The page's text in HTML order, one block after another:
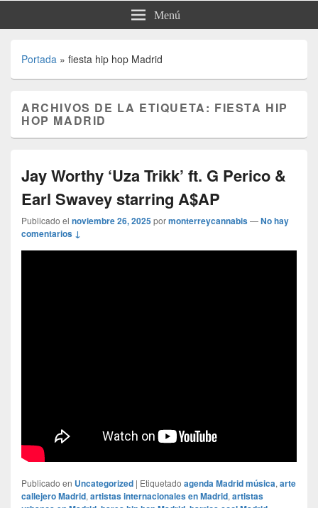
Menú
Portada » fiesta hip hop Madrid
ARCHIVOS DE LA ETIQUETA: FIESTA HIP
HOP MADRID
Jay Worthy ‘Uza Trikk’ ft. G Perico &
Earl Swavey starring A$AP
Publicado el noviembre 26, 2025pormonterreycannabis—No hay
comentarios ↓
Publicado en Uncategorized | Etiquetado agenda Madrid música, arte
callejero Madrid, artistas internacionales en Madrid, artistas